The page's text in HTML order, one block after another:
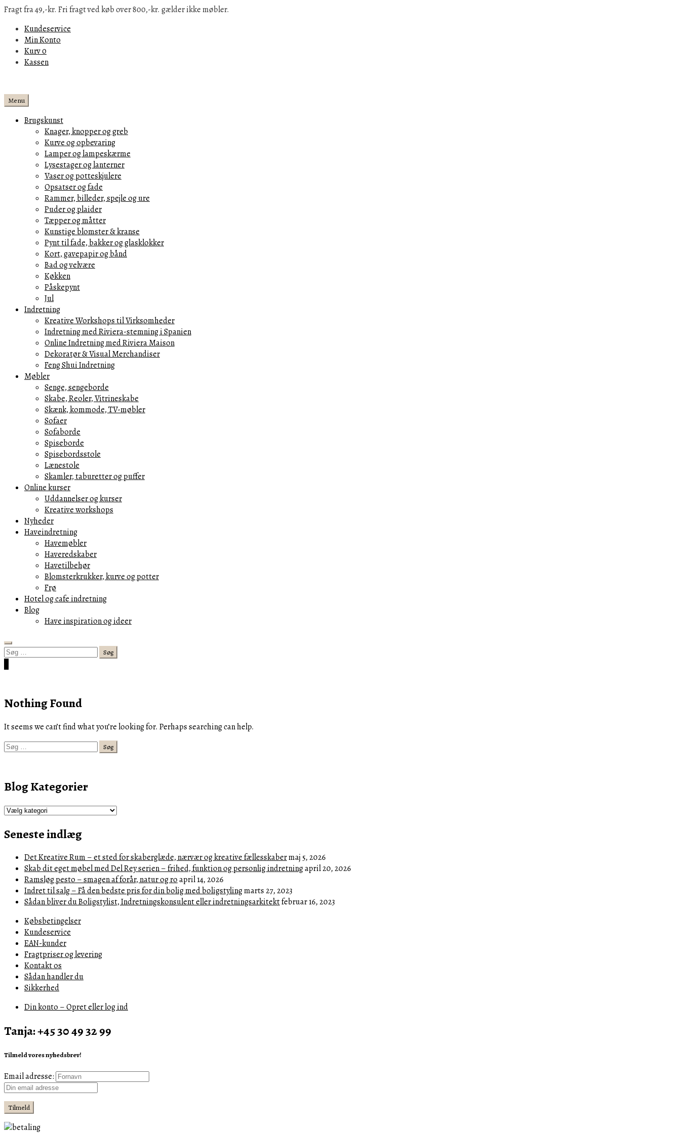
Fragt fra 49,-kr. Fri fragt ved køb over 800,-kr. gælder ikke møbler.
Kundeservice
Min Konto
Kurv0
Kassen
Menu
Brugskunst
Knager, knopper og greb
Kurve og opbevaring
Lamper og lampeskærme
Lysestager og lanterner
Vaser og potteskjulere
Opsatser og fade
Rammer, billeder, spejle og ure
Puder og plaider
Tæpper og måtter
Kunstige blomster & kranse
Pynt til fade, bakker og glasklokker
Kort, gavepapir og bånd
Bad og velvære
Køkken
Påskepynt
Jul
Indretning
Kreative Workshops til Virksomheder
Indretning med Riviera-stemning i Spanien
Online Indretning med Riviera Maison
Dekoratør & Visual Merchandiser
Feng Shui Indretning
Møbler
Senge, sengeborde
Skabe, Reoler, Vitrineskabe
Skænk, kommode, TV-møbler
Sofaer
Sofaborde
Spiseborde
Spisebordsstole
Lænestole
Skamler, taburetter og puffer
Online kurser
Uddannelser og kurser
Kreative workshops
Nyheder
Haveindretning
Havemøbler
Haveredskaber
Havetilbehør
Blomsterkrukker, kurve og potter
Frø
Hotel og cafe indretning
Blog
Have inspiration og ideer
Search
Søg
efter:
Nothing Found
It seems we can’t find what you’re looking for. Perhaps searching can help.
Søg
Blog Kategorier
Blog
Seneste indlæg
Det Kreative Rum – et sted for skaberglæde, nærvær og kreative fællesskabermaj 5, 2026
Skab dit eget møbel med Del Rey serien – frihed, funktion og personlig indretningapril 20, 2026
Ramsløg pesto – smagen af forår, natur og roapril 14, 2026
Indret til salg – Få den bedste pris for din bolig med boligstylingmarts 27, 2023
Sådan bliver du Boligstylist, Indretningskonsulent eller indretningsarkitektfebruar 16, 2023
Købsbetingelser
Kundeservice
EAN-kunder
Fragtpriser og levering
Kontakt os
Sådan handler du
Sikkerhed
Din konto – Opret eller log ind
Tanja: +45 30 49 32 99
Tilmeld vores nyhedsbrev!
Email adresse: